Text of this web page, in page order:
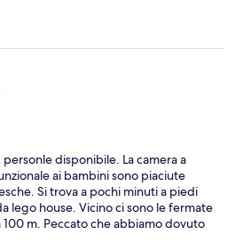
disponibile. La camera a
ai bambini sono piaciute
Si trova a pochi minuti a piedi
lego house. Vicino ci sono le fermate
m. Peccato che abbiamo dovuto
extra.